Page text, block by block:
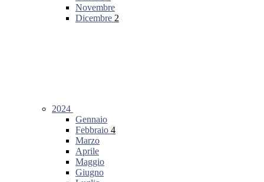
Novembre
Dicembre 2
2024
Gennaio
Febbraio 4
Marzo
Aprile
Maggio
Giugno